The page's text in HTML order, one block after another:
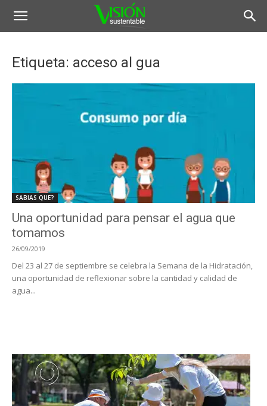
Etiqueta: acceso al gua
SABIAS QUE?
Una oportunidad para pensar el agua que
tomamos
26/09/2019
Del 23 al 27 de septiembre se celebra la Semana de la Hidratación,
una oportunidad de reflexionar sobre la cantidad y calidad de
agua...